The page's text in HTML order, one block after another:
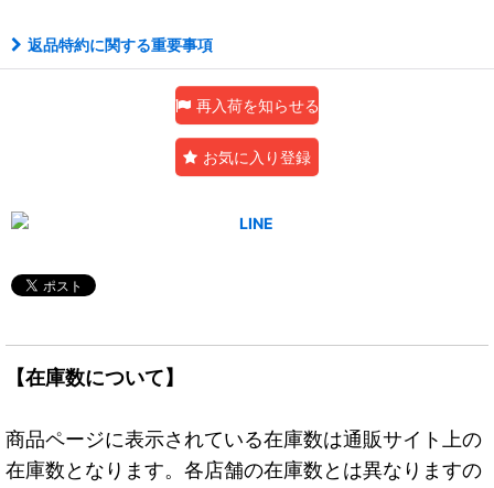
返品特約に関する重要事項
再入荷を知らせる
お気に入り登録
【在庫数について】
商品ページに表示されている在庫数は通販サイト上の
在庫数となります。各店舗の在庫数とは異なりますの